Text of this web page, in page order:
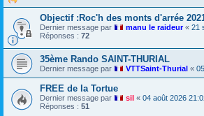
Objectif :Roc'h des monts d'arrée
Dernier message par manu le raideur« 21
Réponses : 72
35ème Rando SAINT-THURIAL
Dernier message par VTTSaint-Thurial «
FREE de la Tortue
Dernier message par sil « 04 août 2026
Réponses : 51